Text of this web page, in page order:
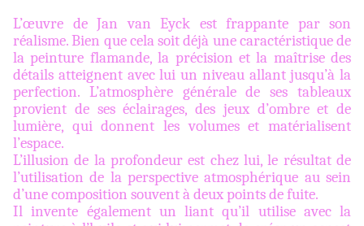
L’œuvre de Jan van Eyck est frappante par son
réalisme. Bien que cela soit déjà une caractéristique de
la peinture flamande, la précision et la maîtrise des
détails atteignent avec lui un niveau allant jusqu’à la
perfection. L’atmosphère générale de ses tableaux
provient de ses éclairages, des jeux d’ombre et de
lumière, qui donnent les volumes et matérialisent
l’espace.
L’illusion de la profondeur est chez lui, le résultat de
l’utilisation de la perspective atmosphérique au sein
d’une composition souvent à deux points de fuite.
Il invente également un liant qu’il utilise avec la